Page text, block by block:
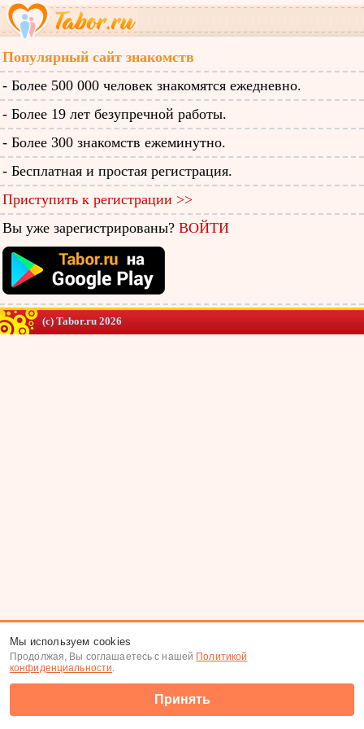
Популярный сайт знакомств
- Более 500 000 человек знакомятся ежедневно.
- Более 19 лет безупречной работы.
- Более 300 знакомств ежеминутно.
- Бесплатная и простая регистрация.
Приступить к регистрации >>
Вы уже зарегистрированы? ВОЙТИ
(c) Tabor.ru 2026
Мы используем cookies
Продолжая, Вы соглашаетесь с нашей Политикой
конфиденциальности.
Принять